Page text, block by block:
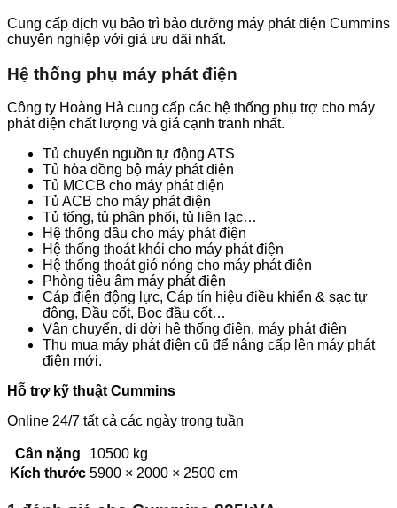
Cung cấp dịch vụ bảo trì bảo dưỡng máy phát điện Cummins
chuyên nghiệp với giá ưu đãi nhất.
Hệ thống phụ máy phát điện
Công ty Hoàng Hà cung cấp các hệ thống phụ trợ cho máy
phát điện chất lượng và giá cạnh tranh nhất.
Tủ chuyển nguồn tự động ATS
Tủ hòa đồng bộ máy phát điện
Tủ MCCB cho máy phát điện
Tủ ACB cho máy phát điện
Tủ tổng, tủ phân phối, tủ liên lạc…
Hệ thống dầu cho máy phát điện
Hệ thống thoát khói cho máy phát điện
Hệ thống thoát gió nóng cho máy phát điện
Phòng tiêu âm máy phát điện
Cáp điện động lực, Cáp tín hiệu điều khiển & sạc tự
động, Đầu cốt, Bọc đầu cốt…
Vận chuyển, di dời hệ thống điện, máy phát điện
Thu mua máy phát điện cũ để nâng cấp lên máy phát
điện mới.
Hỗ trợ kỹ thuật Cummins
Online 24/7 tất cả các ngày trong tuần
Cân nặng
10500 kg
Kích thước 5900 × 2000 × 2500 cm